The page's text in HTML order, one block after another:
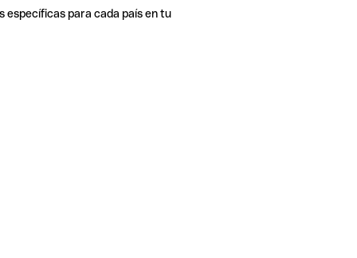
específicas para cada país en tu